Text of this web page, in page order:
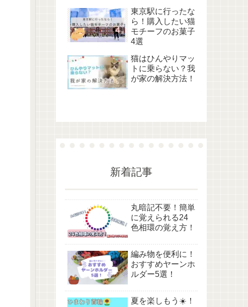
東京駅に行ったな
ら！購入したい猫
モチーフのお菓子
4選
猫はひんやりマッ
トに乗らない？我
が家の解決方法！
新着記事
丸暗記不要！簡単
に覚えられる24
色相環の覚え方！
編み物を便利に！
おすすめヤーンホ
ルダー5選！
夏を楽しもう☀️！